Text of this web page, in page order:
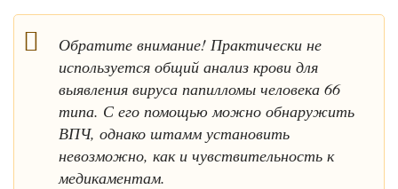
Обратите внимание! Практически не
используется общий анализ крови для
выявления вируса папилломы человека 66
типа. С его помощью можно обнаружить
ВПЧ, однако штамм установить
невозможно, как и чувствительность к
медикаментам.